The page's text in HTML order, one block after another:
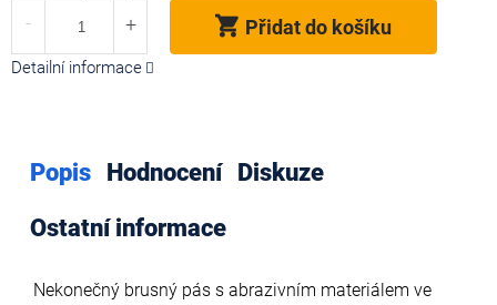
Přidat do košíku
Detailní informace
Popis Hodnocení
Diskuze
Ostatní informace
Nekonečný brusný pás s abrazivním materiálem ve